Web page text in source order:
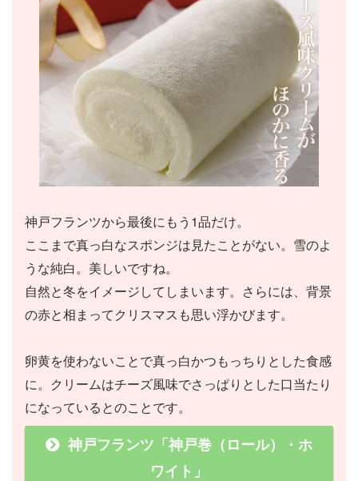
神戸フランツから最後にもう1品だけ。
ここまで真っ白なスポンジは見たことがない。雪のよ
うな純白。美しいですね。
自然と冬をイメージしてしまいます。さらには、背景
の赤と相まってクリスマスも思い浮かびます。
卵黄を使わないことで真っ白かつもっちりとした食感
に。クリームはチーズ風味でさっぱりとした口当たり
になっているとのことです。
神戸フランツ「神戸巻（ロール）・ホ
ワイト」